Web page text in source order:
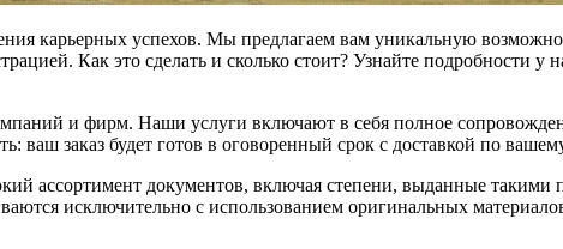
карьерных успехов. Мы предлагаем вам уникальную
Как это сделать и сколько стоит? Узнайте подробности
и фирм. Наши услуги включают в себя полное
заказ будет готов в оговоренный срок с доставкой по
ассортимент документов, включая степени, выданные
исключительно с использованием оригинальных